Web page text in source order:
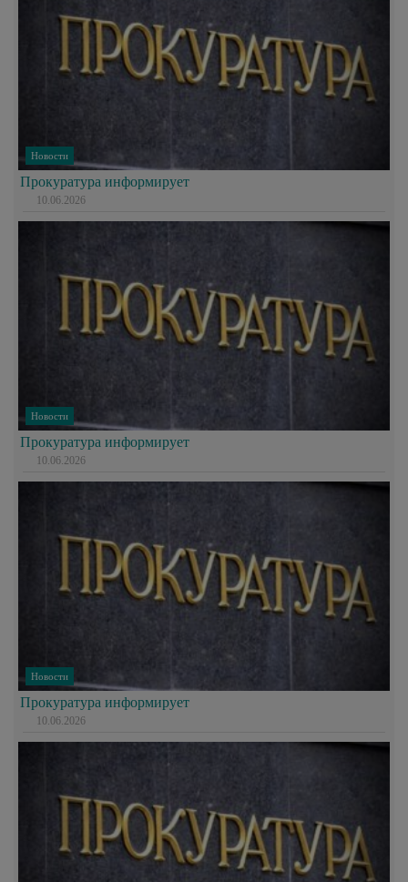
Новости
Прокуратура информирует
10.06.2026
Новости
Прокуратура информирует
10.06.2026
Новости
Прокуратура информирует
10.06.2026